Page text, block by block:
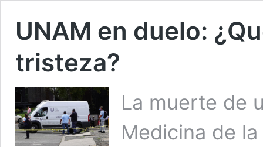
UNAM en duelo:
tristeza?
La muerte de
Medicina de